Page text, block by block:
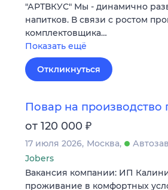
"АРТВКУС" Мы - динамично
напитков. В связи с ростом
комплектовщика…
Показать ещё
Откликнуться
Повар на производство
от 120 000 ₽
17 июля 2026 Москва
Jobers
Вакансия компании: ИП
проживание в комфортных